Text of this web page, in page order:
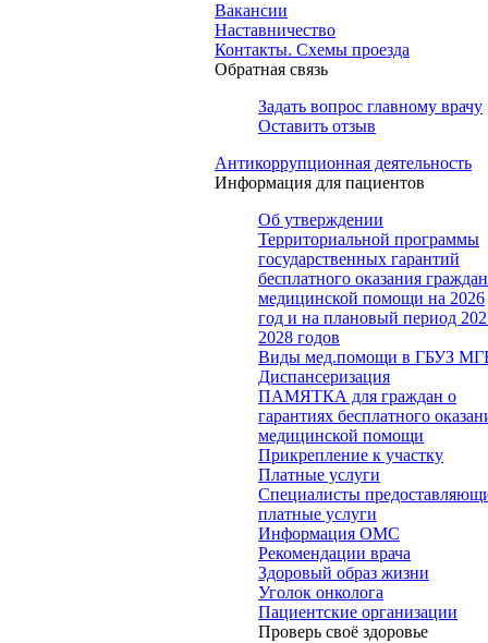
Вакансии
Наставничество
Контакты. Схемы проезда
Обратная связь
Задать вопрос главному врачу
Оставить отзыв
Антикоррупционная деятельность
Информация для пациентов
Об утверждении
Территориальной программы
государственных гарантий
бесплатного оказания
медицинской помощи на 2026
год и на плановый период
2028 годов
Виды мед.помощи в ГБУЗ
Диспансеризация
ПАМЯТКА для граждан о
гарантиях бесплатного
медицинской помощи
Прикрепление к участку
Платные услуги
Специалисты
платные услуги
Информация ОМС
Рекомендации врача
Здоровый образ жизни
Уголок онколога
Пациентские организации
Проверь своё здоровье